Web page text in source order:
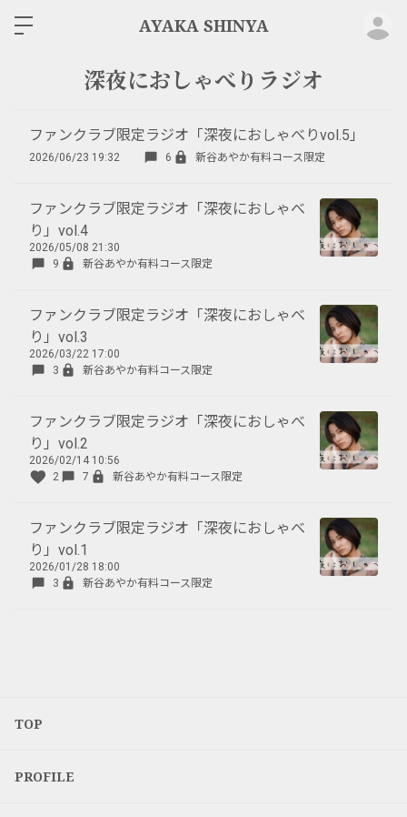
AYAKA SHINYA
深夜におしゃべりラジオ
ファンクラブ限定ラジオ「深夜におしゃべりvol.5」
2026/06/23 19:32 6 新谷あやか有料コース限定
ファンクラブ限定ラジオ「深夜におしゃべ
り」vol.4
2026/05/08 21:30
9
新谷あやか有料コース限定
ファンクラブ限定ラジオ「深夜におしゃべ
り」vol.3
2026/03/22 17:00
3
新谷あやか有料コース限定
ファンクラブ限定ラジオ「深夜におしゃべ
り」vol.2
2026/02/14 10:56
2
7 新谷あやか有料コース限定
ファンクラブ限定ラジオ「深夜におしゃべ
り」vol.1
2026/01/28 18:00
3
新谷あやか有料コース限定
TOP
PROFILE